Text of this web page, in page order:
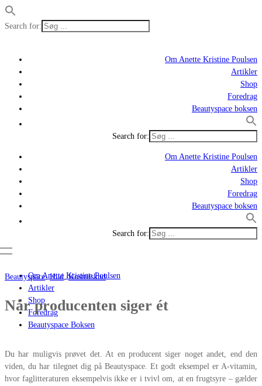
Search for:
Om Anette Kristine Poulsen
Artikler
Shop
Foredrag
Beautyspace boksen
Search for:
Om Anette Kristine Poulsen
Artikler
Shop
Foredrag
Beautyspace boksen
Search for:
Om Anette Kristine Poulsen
Artikler
Shop
Foredrag
Beautyspace Boksen
Beautyspace,Hud,Kosttilskud
Når producenten siger ét
Du har muligvis prøvet det. At en producent siger noget andet, end den
viden, du har tilegnet dig på Beautyspace. Et godt eksempel er A-vitamin,
hvor faglitteraturen eksempelvis ikke er i tvivl om, at en frugtsyre – gælder